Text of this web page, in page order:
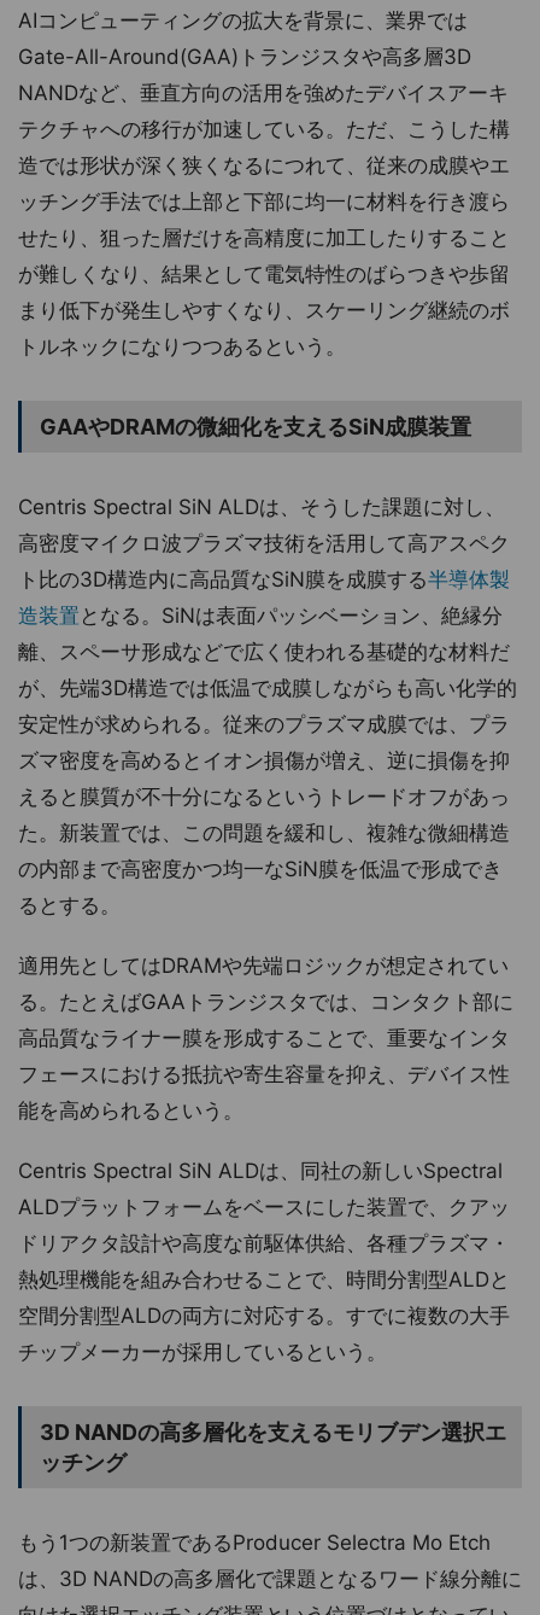
AIコンピューティングの拡大を背景に、業界では
Gate-All-Around(GAA)トランジスタや高多層3D
NANDなど、垂直方向の活用を強めたデバイスアーキ
テクチャへの移行が加速している。ただ、こうした構
造では形状が深く狭くなるにつれて、従来の成膜やエ
ッチング手法では上部と下部に均一に材料を行き渡ら
せたり、狙った層だけを高精度に加工したりすること
が難しくなり、結果として電気特性のばらつきや歩留
まり低下が発生しやすくなり、スケーリング継続のボ
トルネックになりつつあるという。
GAAやDRAMの微細化を支えるSiN成膜装置
Centris Spectral SiN ALDは、そうした課題に対し、
高密度マイクロ波プラズマ技術を活用して高アスペク
ト比の3D構造内に高品質なSiN膜を成膜する半導体製
造装置 となる。SiNは表面パッシベーション、絶縁分
離、スペーサ形成などで広く使われる基礎的な材料だ
が、先端3D構造では低温で成膜しながらも高い化学的
安定性が求められる。従来のプラズマ成膜では、プラ
ズマ密度を高めるとイオン損傷が増え、逆に損傷を抑
えると膜質が不十分になるというトレードオフがあっ
た。新装置では、この問題を緩和し、複雑な微細構造
の内部まで高密度かつ均一なSiN膜を低温で形成でき
るとする。
適用先としてはDRAMや先端ロジックが想定されてい
る。たとえばGAAトランジスタでは、コンタクト部に
高品質なライナー膜を形成することで、重要なインタ
フェースにおける抵抗や寄生容量を抑え、デバイス性
能を高められるという。
Centris Spectral SiN ALDは、同社の新しいSpectral
ALDプラットフォームをベースにした装置で、クアッ
ドリアクタ設計や高度な前駆体供給、各種プラズマ・
熱処理機能を組み合わせることで、時間分割型ALDと
空間分割型ALDの両方に対応する。すでに複数の大手
チップメーカーが採用しているという。
3D NANDの高多層化を支えるモリブデン選択エ
ッチング
もう1つの新装置であるProducer Selectra Mo Etch
は、3D NANDの高多層化で課題となるワード線分離に